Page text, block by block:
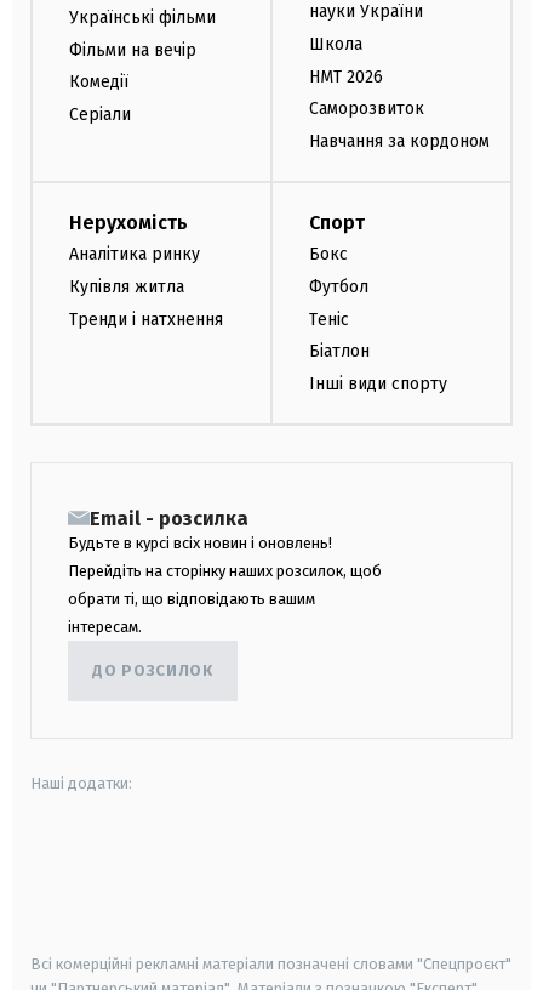
Українські фільми
Фільми на вечір
Комедії
Серіали
науки України
Школа
НМТ 2026
Саморозвиток
Навчання за кордоном
Нерухомість
Аналітика ринку
Купівля житла
Тренди і натхнення
Спорт
Бокс
Футбол
Теніс
Біатлон
Інші види спорту
Email - розсилка
Будьте в курсі всіх новин і оновлень!
Перейдіть на сторінку наших розсилок, щоб
обрати ті, що відповідають вашим
інтересам.
ДО РОЗСИЛОК
Наші додатки:
Всі комерційні рекламні матеріали позначені словами "Спецпроєкт"